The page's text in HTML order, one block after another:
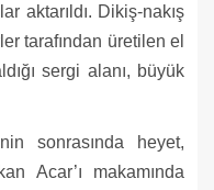
aktarıldı. Dikiş-nakış
tarafından üretilen el
sergi alanı, büyük
sonrasında heyet,
Acar’ı makamında